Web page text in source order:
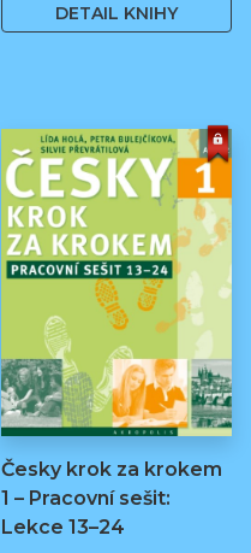
DETAIL KNIHY
Česky krok za krokem
1 – Pracovní sešit:
Lekce 13–24